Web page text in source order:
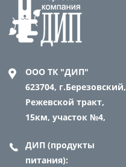
ООО ТК "ДИП"
623704, г.Березовский,
Режевской тракт,
15км, участок №4,
ДИП (продукты
питания):